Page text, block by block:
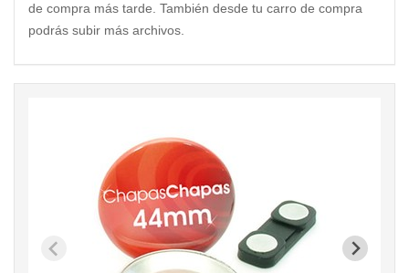
de compra más tarde. También desde tu carro de compra
podrás subir más archivos.